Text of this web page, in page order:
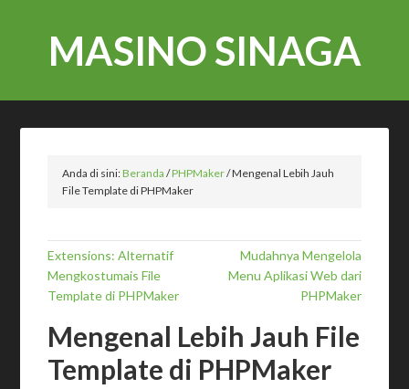
MASINO SINAGA
Anda di sini:Beranda /PHPMaker/Mengenal Lebih Jauh
File Template di PHPMaker
Extensions: Alternatif
Mengkostumais File
Template di PHPMaker
Mudahnya Mengelola
Menu Aplikasi Web dari
PHPMaker
Mengenal Lebih Jauh File
Template di PHPMaker